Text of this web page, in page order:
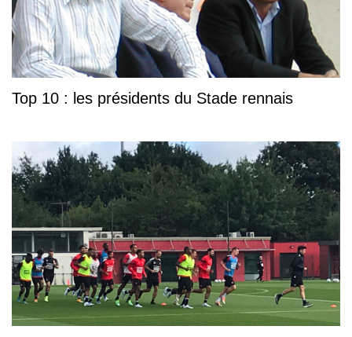
Top 10 : les présidents du Stade rennais